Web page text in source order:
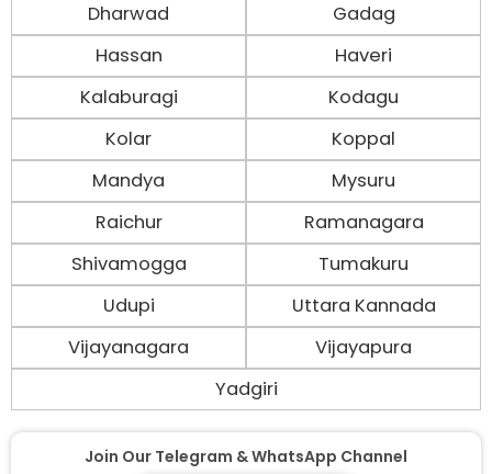
Dharwad
Gadag
Hassan
Haveri
Kalaburagi
Kodagu
Kolar
Koppal
Mandya
Mysuru
Raichur
Ramanagara
Shivamogga
Tumakuru
Udupi
Uttara Kannada
Vijayanagara
Vijayapura
Yadgiri
Join Our Telegram & WhatsApp Channel